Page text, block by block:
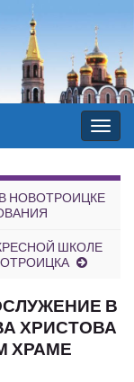
Вкл/
выкл
НОВОТРОИЦКЕ
ШКОЛЕ
В
ХРИСТОВА
ХРАМЕ